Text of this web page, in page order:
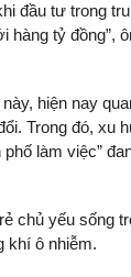
đầu tư trong
hàng tỷ đồng”,
hiện nay
Trong đó, xu
làm việc”
chủ yếu sống
khí ô nhiễm.